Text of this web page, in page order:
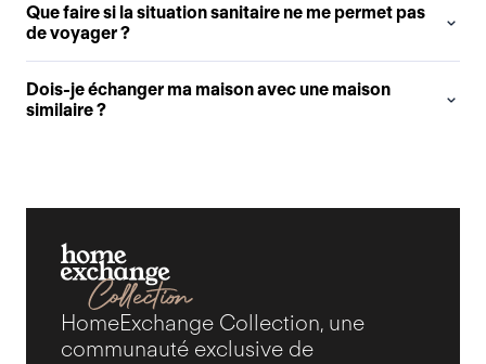
Que faire si la situation sanitaire ne me permet pas
de voyager ?
Dois-je échanger ma maison avec une maison
similaire ?
HomeExchange Collection, une
communauté exclusive de